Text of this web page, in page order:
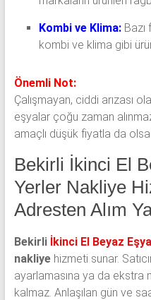
Kombi ve Klima:Bazı
kombi ve klima gibi
Önemli Not:
Çalışmayan, ciddi arızası
eşyalar çoğu zaman
amaçlı düşük fiyatla da
Bekirli İkinci El
Yerler Nakliye
Adresten Alım
Bekirli İkinci El Beyaz
nakliyehizmeti sunar.
ayarlamasına ya da ekstra
kalmaz. Anlaşılan gün ve